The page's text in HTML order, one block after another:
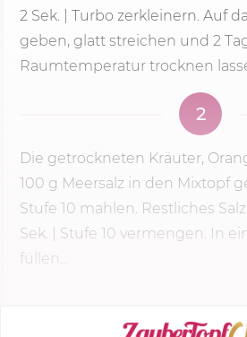
2 Sek.
| Turbo zerkleinern. Auf
geben, glatt streichen und 2
Raumtemperatur trocknen
2
Die getrockneten Kräuter,
100 g Meersalz in den Mixtopf
Stufe 10 mahlen. Restliches
Sek. | Stufe 10 vermengen. In
füllen...
KOCHMODUS